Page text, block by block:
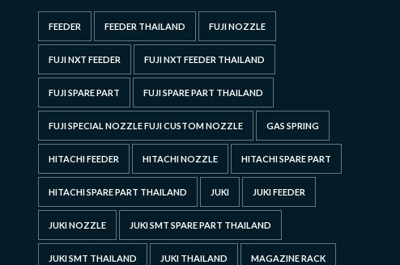
FEEDER FEEDER THAILAND FUJI NOZZLE
FUJI NXT FEEDER FUJI NXT FEEDER THAILAND
FUJI SPARE PART FUJI SPARE PART THAILAND
FUJI SPECIAL NOZZLE FUJI CUSTOM NOZZLE GAS SPRING
HITACHI FEEDER HITACHI NOZZLE HITACHI SPARE PART
HITACHI SPARE PART THAILAND JUKI JUKI FEEDER
JUKI NOZZLE JUKI SMT SPARE PART THAILAND
JUKI SMT THAILAND JUKI THAILAND MAGAZINE RACK